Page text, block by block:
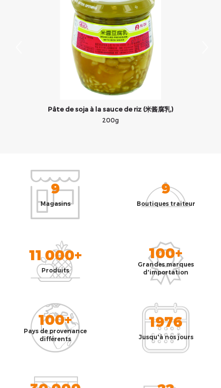
Pâte de soja à la sauce de riz (米酱腐乳)
200g
9
Magasins
9
Boutiques traiteur
11 000+
Produits
100+
Grandes marques
d'importation
100+
Pays de provenance
différents
1976
Jusqu'à nos jours